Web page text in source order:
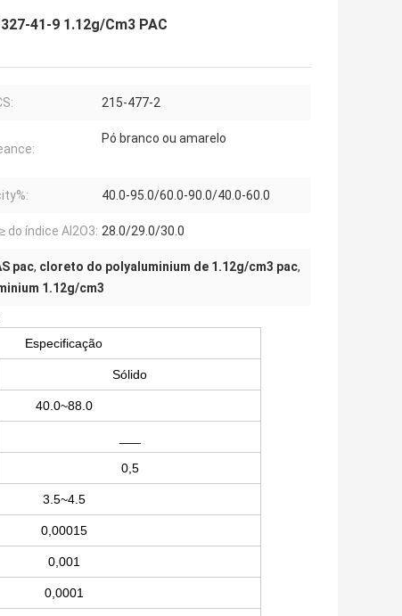
41-9 1.12g/Cm3 PAC
215-477-2
Pó branco ou amarelo
40.0-95.0/60.0-90.0/40.0-60.0
do índice Al2O3: 28.0/29.0/30.0
pac, cloreto do polyaluminium de 1.12g/cm3 pac,
1.12g/cm3
Especificação
Sólido
40.0~88.0
0,5
3.5~4.5
0,00015
0,001
0,0001